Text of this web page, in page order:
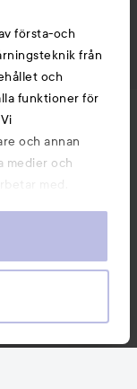
första-och
från
och
funktioner för
och annan
medier och
med.
som de har
vår webbplats.
för